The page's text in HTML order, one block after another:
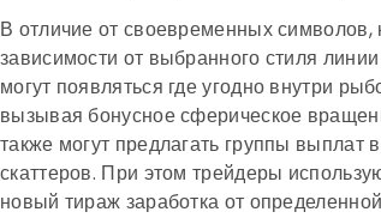
В отличие от своевременных
зависимости от выбранного стиля
могут появляться где угодно внутри
вызывая бонусное сферическое
также могут предлагать группы выплат
скаттеров. При этом трейдеры
новый тираж заработка от